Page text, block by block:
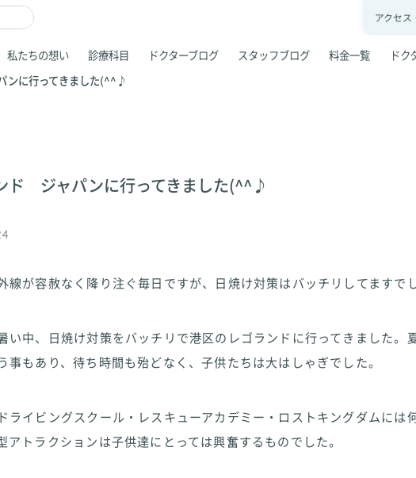
アクセス
私たちの想い 診療科目 ドクターブログ スタッフブログ 料金一覧 ドク
ンに行ってきました(^^♪
ド ジャパンに行ってきました(^^♪
線が容赦なく降り注ぐ毎日ですが、日焼け対策はバッチリしてますで
い中、日焼け対策をバッチリで港区のレゴランドに行ってきました。
事もあり、待ち時間も殆どなく、子供たちは大はしゃぎでした。
ライビングスクール・レスキューアカデミー・ロストキングダムには
アトラクションは子供達にとっては興奮するものでした。